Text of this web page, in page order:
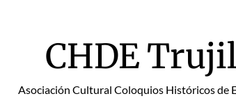
CHDE
Asociación Cultural Coloquios Históricos de